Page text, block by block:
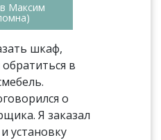
Максим
шкаф,
в
о
Я заказал
установку